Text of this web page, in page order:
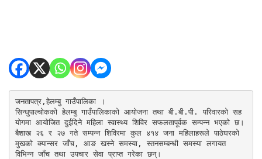
जनतापत्र,हेलम्बु गाउँपालिका ।
सिन्धुपाल्चोकको हेलम्बु गाउँपालिकाको आयोजना तथा बी.बी.पी. परिवारको सह
योगमा आयोजित दुईदिने महिला स्वास्थ्य शिविर सफलतापूर्वक सम्पन्न भएको छ।
बैशाख २६ र २७ गते सम्पन्न शिविरमा कुल ४१४ जना महिलाहरूले पाठेघरको
मुखको क्यान्सर जाँच, आङ खस्ने समस्या, स्तनसम्बन्धी समस्या लगायत
विभिन्न जाँच तथा उपचार सेवा प्राप्त गरेका छन्।